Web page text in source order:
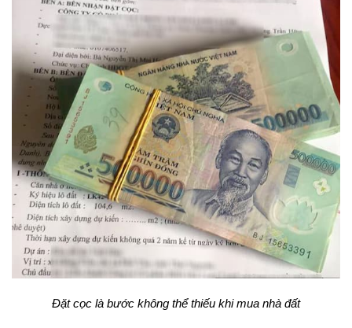
Đặt cọc là bước không thể thiếu khi mua nhà đất